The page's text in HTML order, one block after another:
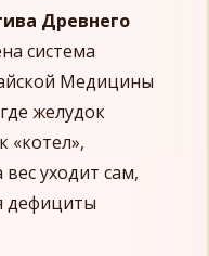
Древнего
система
Медицины
желудок
«котел»,
уходит сам,
дефициты